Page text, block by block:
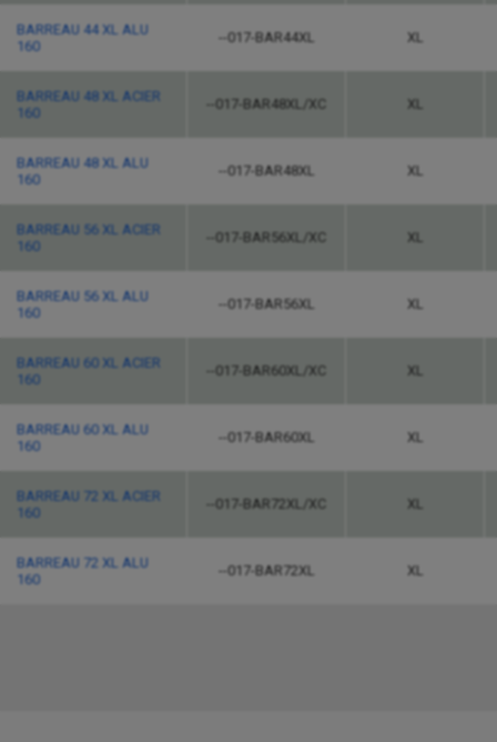
BARREAU 44 XL ALU
160
--017-BAR44XL XL
BARREAU 48 XL ACIER
160
--017-BAR48XL/XC XL
BARREAU 48 XL ALU
160
--017-BAR48XL XL
BARREAU 56 XL ACIER
160
--017-BAR56XL/XC XL
BARREAU 56 XL ALU
160
--017-BAR56XL XL
BARREAU 60 XL ACIER
160
--017-BAR60XL/XC XL
BARREAU 60 XL ALU
160
--017-BAR60XL XL
BARREAU 72 XL ACIER
160
--017-BAR72XL/XC XL
BARREAU 72 XL ALU
160
--017-BAR72XL XL